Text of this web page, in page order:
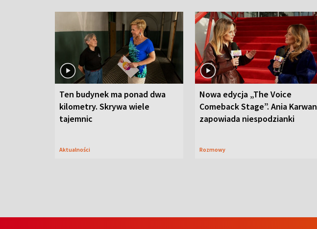
Ten budynek ma ponad dwa
kilometry. Skrywa wiele
tajemnic
Aktualności
Nowa edycja „The Voice
Comeback Stage”. Ania Karwan
zapowiada niespodzianki
Rozmowy